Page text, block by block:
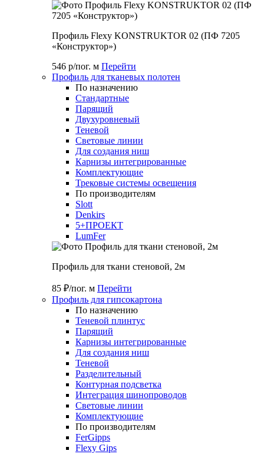
Профиль Flexy KONSTRUKTOR 02 (ПФ 7205
«Конструктор»)
546 р/пог. м Перейти
Профиль для тканевых полотен
По назначению
Стандартные
Парящий
Двухуровневый
Теневой
Световые линии
Для создания ниш
Карнизы интегрированные
Комплектующие
Трековые системы освещения
По производителям
Slott
Denkirs
5+ПРОЕКТ
LumFer
Профиль для ткани стеновой, 2м
85 ₽/пог. м Перейти
Профиль для гипсокартона
По назначению
Теневой плинтус
Парящий
Карнизы интегрированные
Для создания ниш
Теневой
Разделительный
Контурная подсветка
Интеграция шинопроводов
Световые линии
Комплектующие
По производителям
FerGipps
Flexy Gips